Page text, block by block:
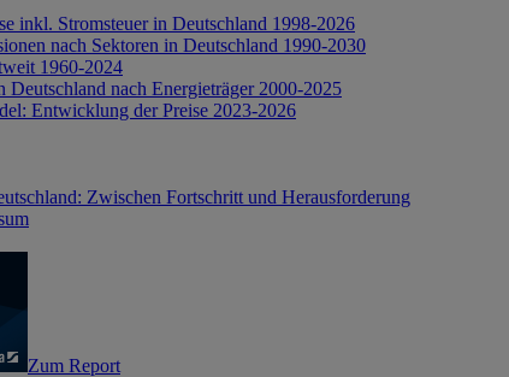
inkl. Stromsteuer in Deutschland 1998-2026
nach Sektoren in Deutschland 1990-2030
1960-2024
Deutschland nach Energieträger 2000-2025
Entwicklung der Preise 2023-2026
Zwischen Fortschritt und Herausforderung
Zum Report